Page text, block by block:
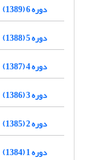
دوره 6 (1389)
دوره 5 (1388)
دوره 4 (1387)
دوره 3 (1386)
دوره 2 (1385)
دوره 1 (1384)